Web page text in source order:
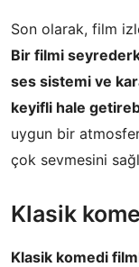
Son olarak, film
Bir filmi
ses sistemi ve
keyifli hale
uygun bir
çok sevmesini
Klasik
Klasik komedi